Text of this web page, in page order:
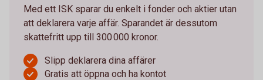
Med ett ISK sparar du enkelt i fonder och aktier utan
att deklarera varje affär. Sparandet är dessutom
skattefritt upp till 300 000 kronor.
Slipp deklarera dina affärer
Gratis att öppna och ha kontot